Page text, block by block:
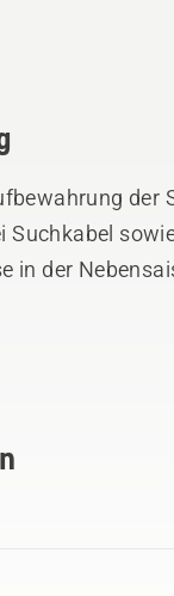
der
Suchkabel
in der